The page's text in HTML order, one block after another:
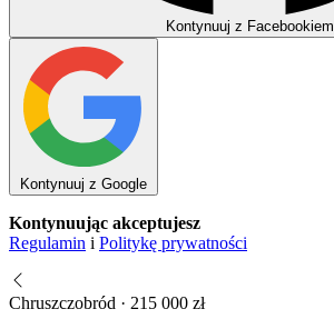
Kontynuuj z Facebookiem
Kontynuuj z Google
Kontynuując akceptujesz
Regulamin i Politykę prywatności
Chruszczobród · 215 000 zł